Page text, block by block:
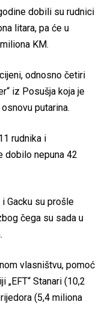
dobili su rudnici
litara, pa će u
KM.
odnosno četiri
iz Posušja koja je
putarina.
rudnika i
dobilo nepuna 42
Gacku su prošle
čega su sada u
vlasništvu, pomoć
Stanari (10,2
(5,4 miliona